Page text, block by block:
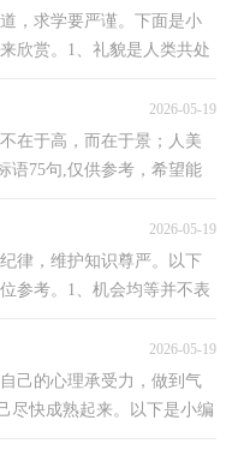
求学要严谨。下面是小
欣赏。1、礼貌是人类共处
2026-05-19
在于高，而在于景；人美
语75句,仅供参考，希望能
2026-05-19
，维护知识尊严。以下
参考。1、机会均等并不表
2026-05-19
的心理承受力，做到气
尽快成熟起来。以下是小编